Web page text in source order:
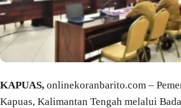
KAPUAS, onlinekoranbarito.com –
Kapuas, Kalimantan Tengah melalui